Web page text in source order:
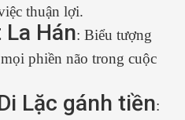
thuận lợi.
Hán: Biểu tượng
phiền não trong cuộc
Lặc gánh tiền: